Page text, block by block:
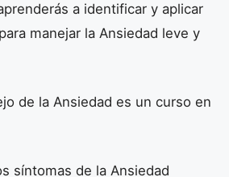
a identificar y aplicar
manejar la Ansiedad leve y
de la Ansiedad es un curso en
síntomas de la Ansiedad